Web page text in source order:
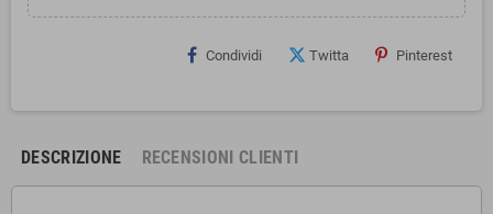
Condividi Twitta Pinterest
DESCRIZIONE RECENSIONI CLIENTI